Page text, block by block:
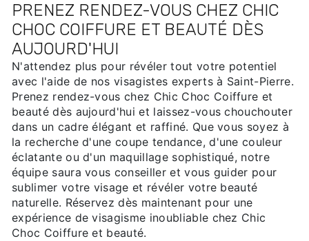
PRENEZ RENDEZ-VOUS CHEZ CHIC
CHOC COIFFURE ET BEAUTÉ DÈS
AUJOURD'HUI
N'attendez plus pour révéler tout votre potentiel
avec l'aide de nos visagistes experts à Saint-Pierre.
Prenez rendez-vous chez Chic Choc Coiffure et
beauté dès aujourd'hui et laissez-vous chouchouter
dans un cadre élégant et raffiné. Que vous soyez à
la recherche d'une coupe tendance, d'une couleur
éclatante ou d'un maquillage sophistiqué, notre
équipe saura vous conseiller et vous guider pour
sublimer votre visage et révéler votre beauté
naturelle. Réservez dès maintenant pour une
expérience de visagisme inoubliable chez Chic
Choc Coiffure et beauté.